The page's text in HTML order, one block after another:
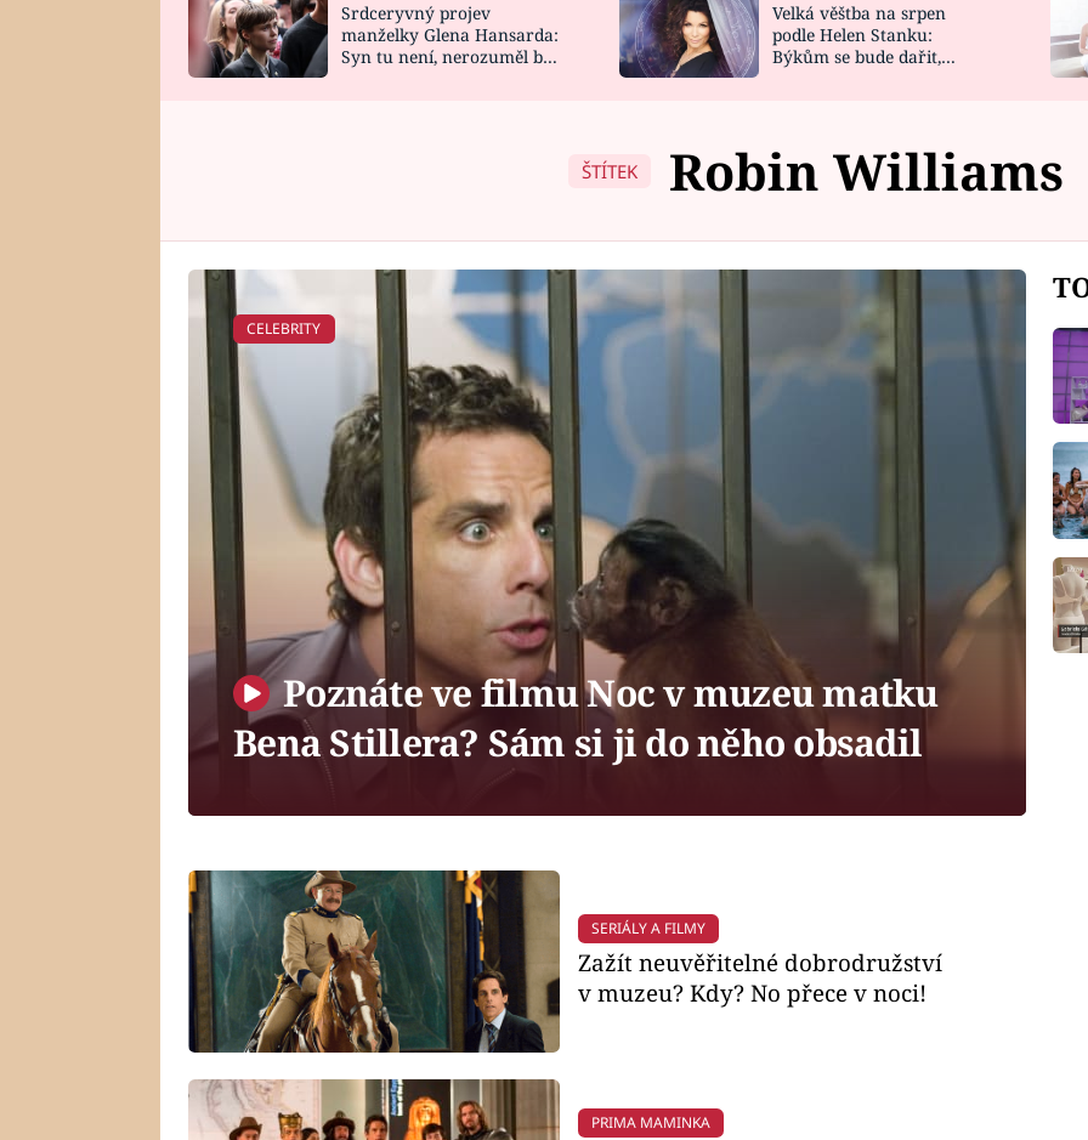
HOROSKOP NA
CELEBRITY
VAŘENÍ
NOVINKY
VIDEORECEPTY
DESIGN
Srdceryvný projev
manželky Glena Hansarda:
Syn tu není, nerozuměl by
Velká věštba na srpen
podle Helen Stanku:
Býkům se bude dařit,
ŠTÍTEK Robin Williams
CELEBRITY
Poznáte ve filmu Noc v muzeu matku
Bena Stillera? Sám si ji do něho obsadil
SERIÁLY A FILMY
Zažít neuvěřitelné dobrodružství
v muzeu? Kdy? No přece v noci!
PRIMA MAMINKA